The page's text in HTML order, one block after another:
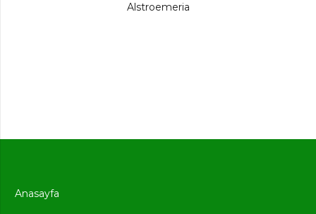
Alstroemeria
Anasayfa